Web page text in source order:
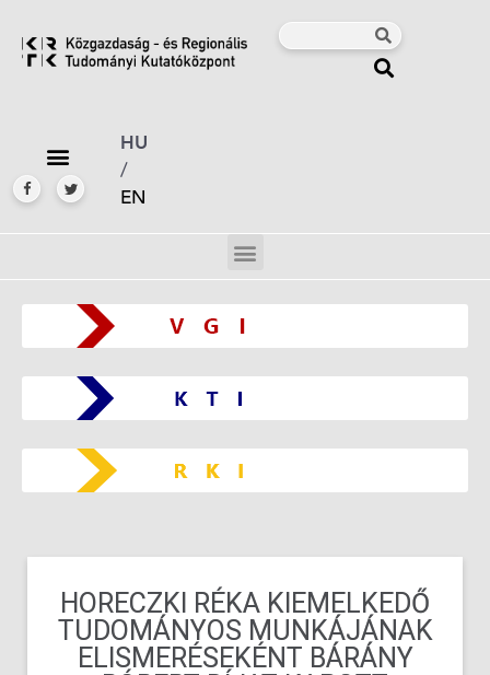
HU
/
EN
HORECZKI RÉKA KIEMELKEDŐ
TUDOMÁNYOS MUNKÁJÁNAK
ELISMERÉSEKÉNT BÁRÁNY